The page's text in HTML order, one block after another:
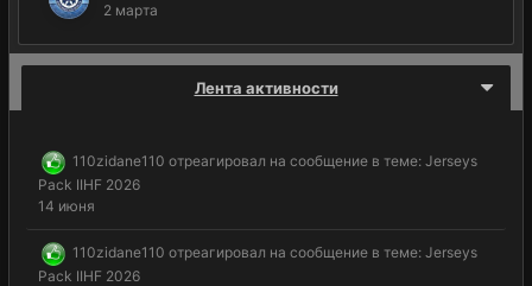
2 марта
Лента активности
110zidane110 отреагировал на сообщение в теме: Jerseys
Pack IIHF 2026
14 июня
110zidane110 отреагировал на сообщение в теме: Jerseys
Pack IIHF 2026